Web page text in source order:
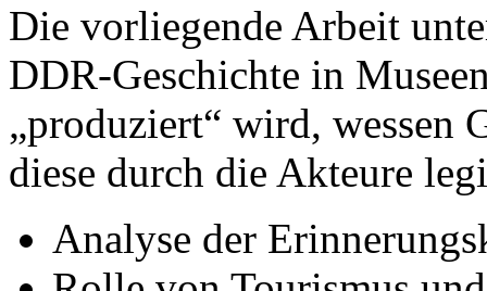
Die vorliegende Arbeit
DDR-Geschichte in
„produziert“ wird, wessen
diese durch die Akteure
Analyse der